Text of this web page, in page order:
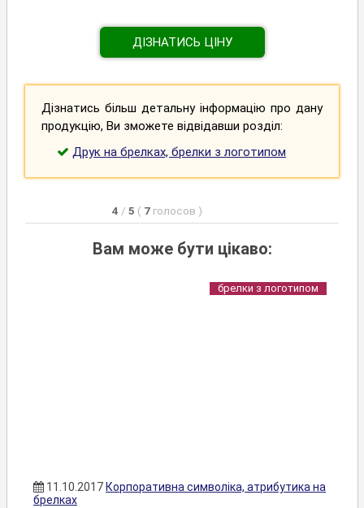
ДІЗНАТИСЬ ЦІНУ
Дізнатись більш детальну інформацію про дану
продукцію, Ви зможете відвідавши розділ:
Друк на брелках, брелки з логотипом
4 / 5 ( 7 голосов )
Вам може бути цікаво:
брелки з логотипом
11.10.2017 Корпоративна символіка, атрибутика на
брелках